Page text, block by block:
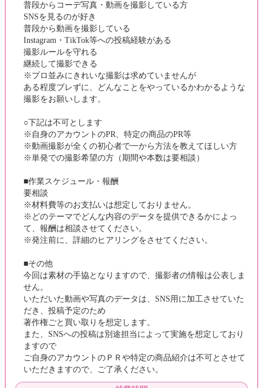
普段からコーデ写真・動画を撮影している方
SNSを見るのが好き
普段から動画を撮影している
Instagram・TikTok等への投稿経験がある
撮影ルールを守れる
継続して撮影できる
※プロ並みにきれいな撮影は求めていませんが
ある程度ブレずに、どんなことをやっているかわかるような
撮影をお願いします。
○下記は不可とします
※自身のアカウントのPR、特定の商品のPR等
※動画撮影が全くの初心者で一から方法を教えてほしい方
※単発での撮影希望の方（期間や本数は要相談）
■作業スケジュール・報酬
要相談
※材料費等のお支払いは想定しておりません。
※どのテーマでどんな内容のデータを提供できるかによっ
て、報酬は相談させてください。
※発注前に、詳細のヒアリングをさせてください。
■その他
今回は素材の手協となりますので、撮影者の情報は公表しま
せん。
いただいた動画や写真のデータは、SNS用に加工させていた
だき、投稿予定のため
著作権ごと買い取りを想定します。
また、SNSへの投稿は別途担当によって実施を想定しており
ますので
ご自身のアカウントのＰＲや特定の商品紹介は不可とさせて
いただきますので、ご了承ください。